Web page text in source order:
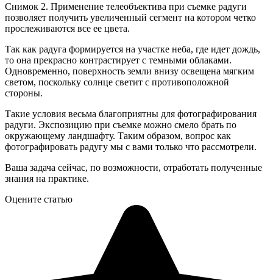
Снимок 2. Применение телеобъектива при съемке радуги
позволяет получить увеличенный сегмент на котором четко
прослеживаются все ее цвета.
Так как радуга формируется на участке неба, где идет дождь,
то она прекрасно контрастирует с темными облаками.
Одновременно, поверхность земли внизу освещена мягким
светом, поскольку солнце светит с противоположной
стороны.
Такие условия весьма благоприятны для фотографирования
радуги. Экспозицию при съемке можно смело брать по
окружающему ландшафту. Таким образом, вопрос как
фотографировать радугу мы с вами только что рассмотрели.
Ваша задача сейчас, по возможности, отработать полученные
знания на практике.
Оцените статью